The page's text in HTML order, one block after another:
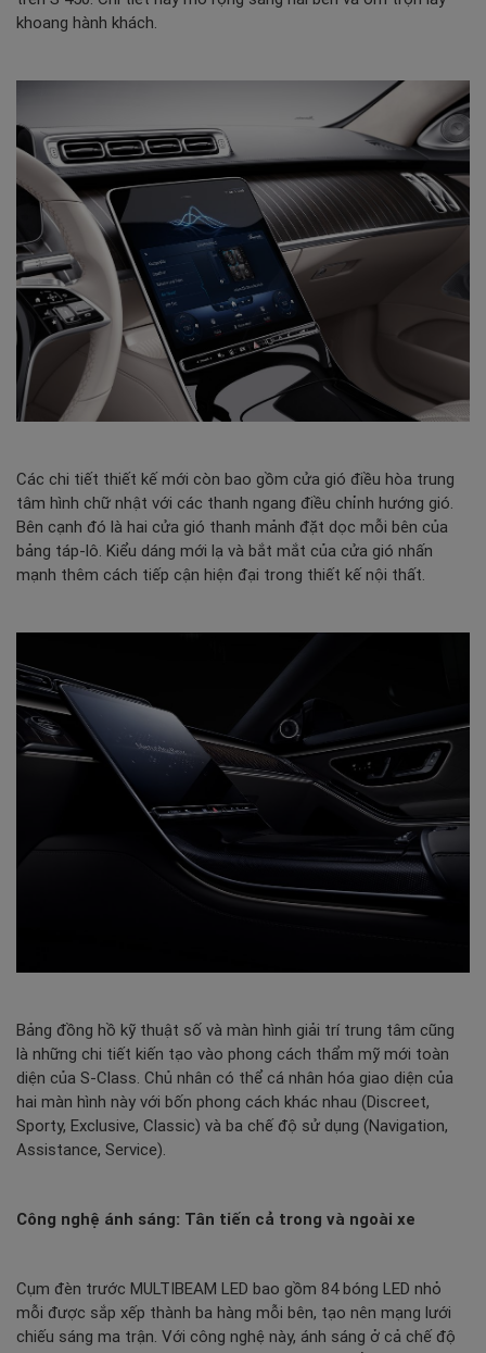
khoang hành khách.
Các chi tiết thiết kế mới còn bao gồm cửa gió điều hòa trung
tâm hình chữ nhật với các thanh ngang điều chỉnh hướng gió.
Bên cạnh đó là hai cửa gió thanh mảnh đặt dọc mỗi bên của
bảng táp-lô. Kiểu dáng mới lạ và bắt mắt của cửa gió nhấn
mạnh thêm cách tiếp cận hiện đại trong thiết kế nội thất.
Bảng đồng hồ kỹ thuật số và màn hình giải trí trung tâm cũng
là những chi tiết kiến tạo vào phong cách thẩm mỹ mới toàn
diện của S-Class. Chủ nhân có thể cá nhân hóa giao diện của
hai màn hình này với bốn phong cách khác nhau (Discreet,
Sporty, Exclusive, Classic) và ba chế độ sử dụng (Navigation,
Assistance, Service).
Công nghệ ánh sáng: Tân tiến cả trong và ngoài xe
Cụm đèn trước MULTIBEAM LED bao gồm 84 bóng LED nhỏ
mỗi được sắp xếp thành ba hàng mỗi bên, tạo nên mạng lưới
chiếu sáng ma trận. Với công nghệ này, ánh sáng ở cả chế độ